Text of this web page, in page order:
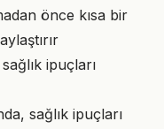
önce kısa bir
ipuçları
sağlık ipuçları